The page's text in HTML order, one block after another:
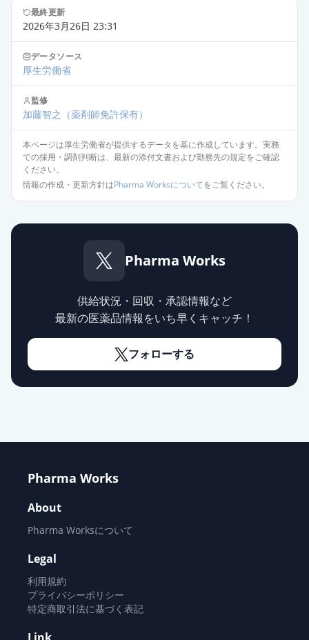
フェブキソスタット錠10mg「日
新」
薬価 6.30 円
フェブキソスタット錠
薬価 6.30 円
フェブキソスタットOD錠10mg「明
治」
薬価 6.30 円
通常出荷
薬価 6.30 円
フェブキソスタット錠10mg「杏
6.30 円
ワイ」
薬価
フェブキソスタットOD錠10mg「日
新」
薬価 6.30 円
フェブキソスタット錠
10mg「TCK」
薬価
フェブキソスタット錠10mg「ニプ
最終更新
2026年3月26日 23:31
データソース
厚生労働省
監修
加藤智之 （薬剤師免許保有）
本ページは厚生労働省が提供するデータを基に作成しています。実務
での採用・調剤判断は、最新の添付文書および勤務先の規定をご確認
ください。
情報の作成・更新方針はPharma Worksについてをご覧ください。
Pharma Works
供給状況・回収・承認情報など
最新の医薬品情報をいち早くキャッチ！
フォローする
Pharma Works
About
Pharma Worksについて
Legal
利用規約
プライバシーポリシー
特定商取引法に基づく表記